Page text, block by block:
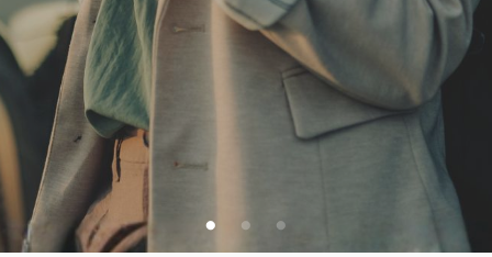
VSA SPLETNA PONUDBA